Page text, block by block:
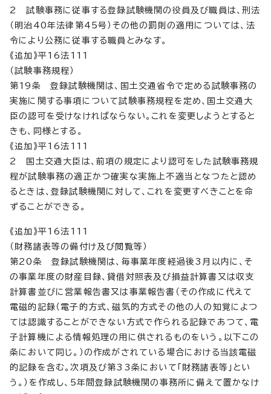
2 試験事務に従事する登録試験機関の役員及び職員は、刑法
（明治40年法律第45号）その他の罰則の適用については、法
令により公務に従事する職員とみなす。
《追加》平16法111
（試験事務規程）
第19条 登録試験機関は、国土交通省令で定める試験事務の
実施に関する事項について試験事務規程を定め、国土交通大
臣の認可を受けなければならない。これを変更しようとすると
きも、同様とする。
《追加》平16法111
2 国土交通大臣は、前項の規定により認可をした試験事務規
程が試験事務の適正かつ確実な実施上不適当となつたと認め
るときは、登録試験機関に対して、これを変更すべきことを命
ずることができる。
《追加》平16法111
（財務諸表等の備付け及び閲覧等）
第20条 登録試験機関は、毎事業年度経過後3月以内に、そ
の事業年度の財産目録、貸借対照表及び損益計算書又は収支
計算書並びに営業報告書又は事業報告書（その作成に代えて
電磁的記録（電子的方式、磁気的方式その他の人の知覚によつ
ては認識することができない方式で作られる記録であつて、電
子計算機による情報処理の用に供されるものをいう。以下この
条において同じ。）の作成がされている場合における当該電磁
的記録を含む。次項及び第33条において「財務諸表等」とい
う。）を作成し、5年間登録試験機関の事務所に備えて置かなけ